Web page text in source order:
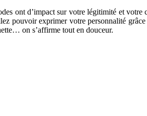
ont d’impact sur votre légitimité et
pouvoir exprimer votre personnalité
on s’affirme tout en douceur.